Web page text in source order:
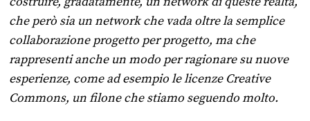
che però sia un network che vada oltre la semplice
collaborazione progetto per progetto, ma che
rappresenti anche un modo per ragionare su nuove
esperienze, come ad esempio le licenze Creative
Commons, un filone che stiamo seguendo molto.